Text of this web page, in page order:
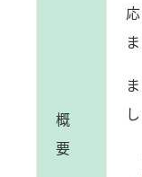
概
要